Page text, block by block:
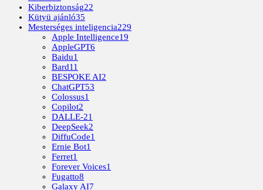
Kiberbiztonság22
Kütyü ajánló35
Mesterséges inteligencia229
Apple Intelligence19
AppleGPT6
Baidu1
Bard11
BESPOKE AI2
ChatGPT53
Colossus1
Copilot2
DALLE-21
DeepSeek2
DiffuCode1
Ernie Bot1
Ferret1
Forever Voices1
Fugatto8
Galaxy AI7